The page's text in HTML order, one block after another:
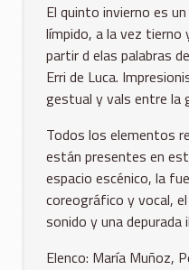
El quinto invierno es
límpido, a la vez
partir d elas palabras
Erri de Luca.
gestual y vals entre la
Todos los elementos
están presentes en
espacio escénico, la
coreográfico y vocal,
sonido y una depurada
Elenco: María Muñoz,